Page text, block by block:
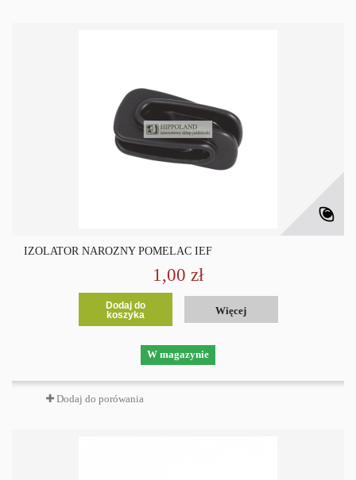
IZOLATOR NAROŻNY POMELAC IEF
1,00 zł
Dodaj do
koszyka
Więcej
W magazynie
Dodaj do porówania